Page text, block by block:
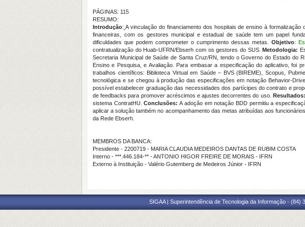
PÁGINAS: 115
RESUMO:
Introdução: A vinculação do financiamento dos hospitais de ensino à
financeiras, com os gestores municipal e estadual de saúde tem um papel
dificuldades que podem comprometer o cumprimento dessas metas.Objetivo:
contratualização do Huab-UFRN/Ebserh com os gestores do SUS.Metodologia:
Secretaria Municipal de Saúde de Santa Cruz/RN, tendo o Governo do Estado do
Ensino e Pesquisa, e Avaliação. Para embasar a especificação do aplicativo, foi
trabalhos científicos: Biblioteca Virtual em Saúde – BVS (BIREME), Scopus,
tecnológica e se chegou à produção das especificações em notação Behavior-
possível estabelecer graduação das necessidades dos partícipes do contrato e
de feedbacks para promover acréscimos e ajustes decorrentes do uso.
sistema ContratHU.Conclusões: A adoção em notação BDD permitiu a
aplicar a solução também no acompanhamento das metas atribuídas aos
da Rede Ebserh.
MEMBROS DA BANCA:
Presidente - 2200719 - MARIA CLAUDIA MEDEIROS DANTAS DE RUBIM COSTA
Interno - ***.446.184-** - ANTONIO HIGOR FREIRE DE MORAIS - IFRN
Externo à Instituição - Valério Gutemberg de Medeiros Júnior - IFRN
SIGAA | Superintendência de Tecnologia da Informação -